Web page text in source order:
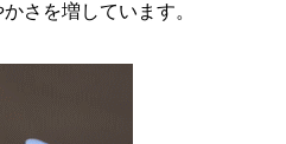
さを増しています。